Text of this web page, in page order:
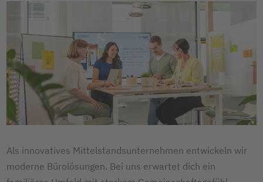
Als innovatives Mittelstandsunternehmen entwickeln wir
moderne Bürolösungen. Bei uns erwartet dich ein